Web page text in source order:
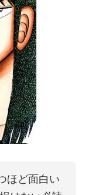
ほど面白い